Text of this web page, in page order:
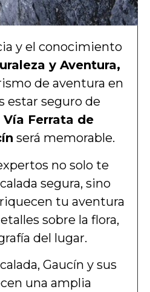
y el conocimiento
y Aventura,
de aventura en
estar seguro de
Vía Ferrata de
será memorable.
no solo te
segura, sino
tu aventura
sobre la flora,
del lugar.
Gaucín y sus
una amplia